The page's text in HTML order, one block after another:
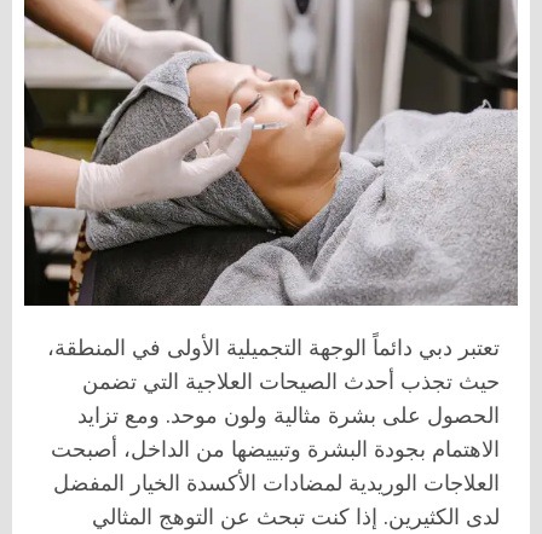
تعتبر دبي دائماً الوجهة التجميلية الأولى في المنطقة،
حيث تجذب أحدث الصيحات العلاجية التي تضمن
الحصول على بشرة مثالية ولون موحد. ومع تزايد
الاهتمام بجودة البشرة وتبييضها من الداخل، أصبحت
العلاجات الوريدية لمضادات الأكسدة الخيار المفضل
لدى الكثيرين. إذا كنت تبحث عن التوهج المثالي